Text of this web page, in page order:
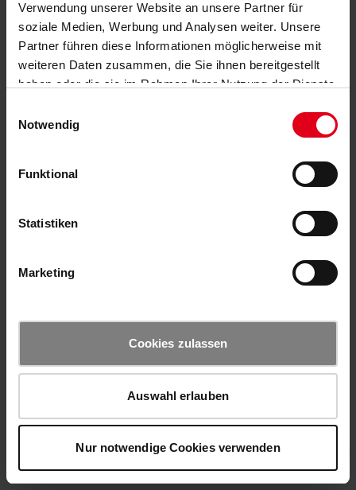
Verwendung unserer Website an unsere Partner für
soziale Medien, Werbung und Analysen weiter. Unsere
Partner führen diese Informationen möglicherweise mit
weiteren Daten zusammen, die Sie ihnen bereitgestellt
haben oder die sie im Rahmen Ihrer Nutzung der Dienste
Notwendig
Funktional
Statistiken
Marketing
Cookies zulassen
Auswahl erlauben
Nur notwendige Cookies verwenden